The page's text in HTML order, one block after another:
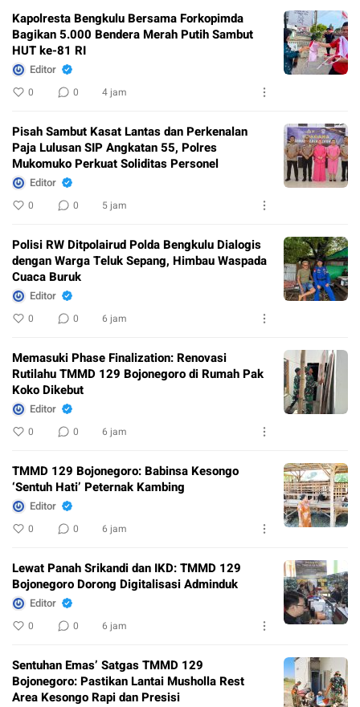
Kapolresta Bengkulu Bersama Forkopimda
Bagikan 5.000 Bendera Merah Putih Sambut
HUT ke-81 RI
Editor
0 0 4 jam
Pisah Sambut Kasat Lantas dan Perkenalan
Paja Lulusan SIP Angkatan 55, Polres
Mukomuko Perkuat Soliditas Personel
Editor
0 0 5 jam
Polisi RW Ditpolairud Polda Bengkulu Dialogis
dengan Warga Teluk Sepang, Himbau Waspada
Cuaca Buruk
Editor
0 0 6 jam
Memasuki Phase Finalization: Renovasi
Rutilahu TMMD 129 Bojonegoro di Rumah Pak
Koko Dikebut
Editor
0 0 6 jam
TMMD 129 Bojonegoro: Babinsa Kesongo
‘Sentuh Hati’ Peternak Kambing
Editor
0 0 6 jam
Lewat Panah Srikandi dan IKD: TMMD 129
Bojonegoro Dorong Digitalisasi Adminduk
Editor
0 0 6 jam
Sentuhan Emas’ Satgas TMMD 129
Bojonegoro: Pastikan Lantai Musholla Rest
Area Kesongo Rapi dan Presisi